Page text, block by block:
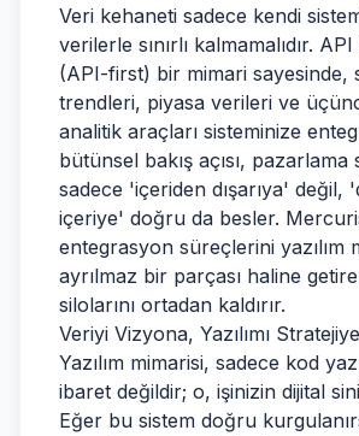
Veri kehaneti sadece kendi
verilerle sınırlı kalmamalıdır.
(API-first) bir mimari sayesinde,
trendleri, piyasa verileri ve
analitik araçları sisteminize
bütünsel bakış açısı, pazarlama
sadece 'içeriden dışarıya' değil,
içeriye' doğru da besler.
entegrasyon süreçlerini yazılım
ayrılmaz bir parçası haline
silolarını ortadan kaldırır.
Veriyi Vizyona, Yazılımı
Yazılım mimarisi, sadece kod
ibaret değildir; o, işinizin dijital
Eğer bu sistem doğru